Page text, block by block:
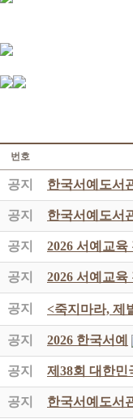
번호
공지 한국서예도서
공지 한국서예도서
공지 2026 서예교
공지 2026 서예교
공지 <죽지마라, 제
공지 2026 한국서예
공지 제38회 대한민
공지 한국서예도서